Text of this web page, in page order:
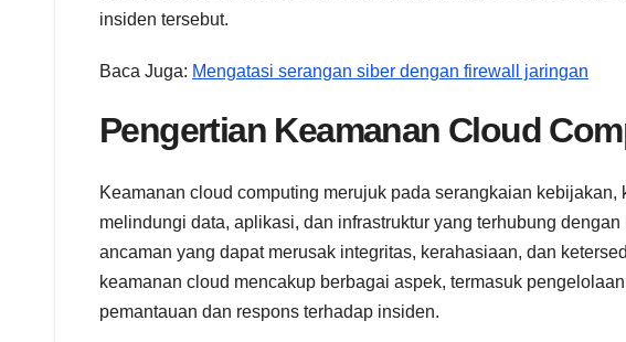
insiden tersebut.
Baca Juga: Mengatasi serangan siber dengan firewall jaringan
Pengertian Keamanan Cloud
Keamanan cloud computing merujuk pada serangkaian
melindungi data, aplikasi, dan infrastruktur yang terhubung
ancaman yang dapat merusak integritas, kerahasiaan, dan
keamanan cloud mencakup berbagai aspek, termasuk
pemantauan dan respons terhadap insiden.